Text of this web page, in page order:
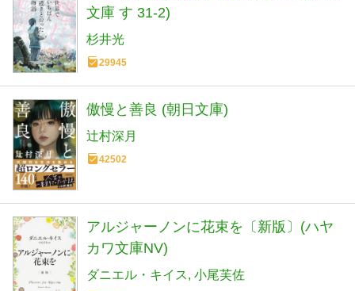
文庫 す 31-2)
杉井光
29945
傲慢と善良 (朝日文庫)
辻村深月
42502
アルジャーノンに花束を〔新版〕(ハヤ
カワ文庫NV)
ダニエル・キイス 小尾芙佐